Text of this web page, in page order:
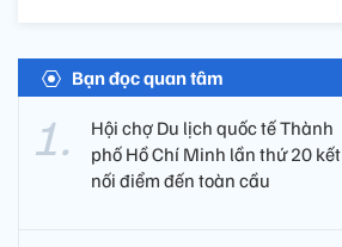
Bạn đọc quan tâm
Hội chợ Du lịch quốc tế Thành
phố Hồ Chí Minh lần thứ 20 kết
nối điểm đến toàn cầu